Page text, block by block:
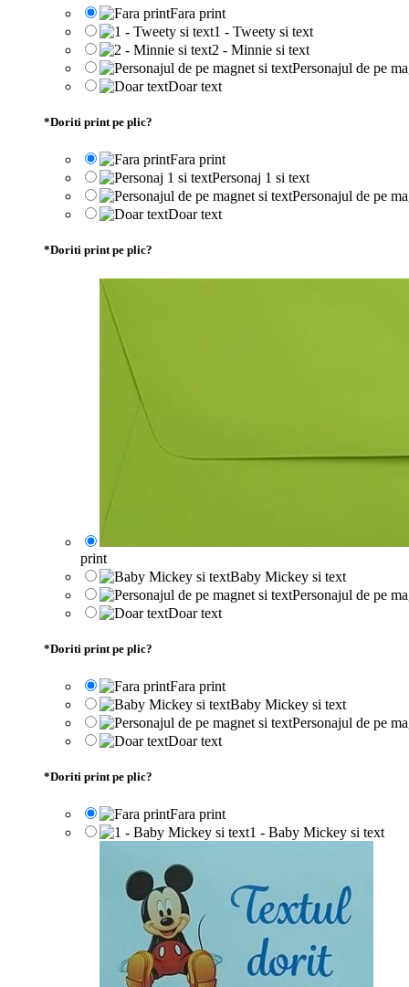
Fara print
1 - Tweety si text
2 - Minnie si text
Personajul de pe
Doar text
*Doriti print pe plic?
Fara print
Personaj 1 si text
Personajul de pe
Doar text
*Doriti print pe plic?
print
Baby Mickey si text
Personajul de pe
Doar text
*Doriti print pe plic?
Fara print
Baby Mickey si text
Personajul de pe
Doar text
*Doriti print pe plic?
Fara print
1 - Baby Mickey si text